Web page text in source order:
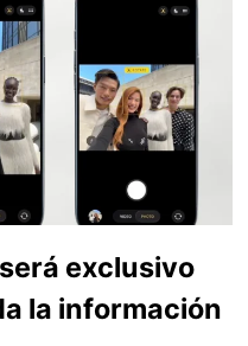
exclusivo
la información